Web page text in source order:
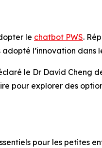
le chatbot PWS.
l’innovation dans
le Dr David Cheng
pour explorer des
pour les petites